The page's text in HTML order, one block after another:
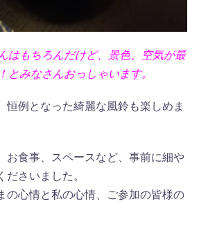
はもちろんだけど、景色、空気が最
とみなさんおっしゃいます。
恒例となった綺麗な風鈴も楽しめま
お食事、スペースなど、事前に細や
さいました。
の心情と私の心情、ご参加の皆様の